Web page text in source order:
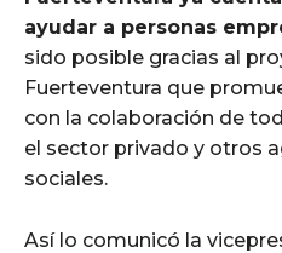
ayudar a personas
sido posible gracias al
Fuerteventura que
con la colaboración de
el sector privado y otros
sociales.
Así lo comunicó la